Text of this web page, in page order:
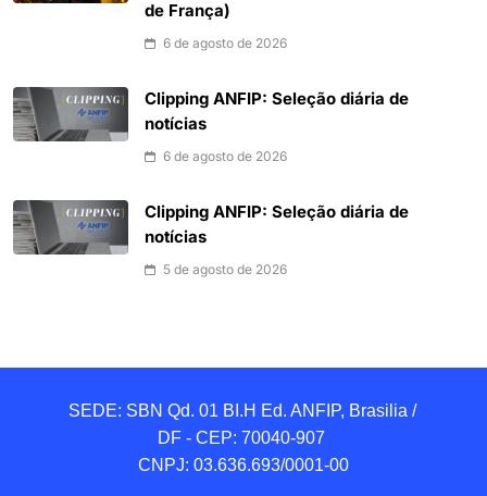
de França)
6 de agosto de 2026
Clipping ANFIP: Seleção diária de
notícias
6 de agosto de 2026
Clipping ANFIP: Seleção diária de
notícias
5 de agosto de 2026
SEDE: SBN Qd. 01 BI.H Ed. ANFIP, Brasilia /
DF - CEP: 70040-907
CNPJ: 03.636.693/0001-00